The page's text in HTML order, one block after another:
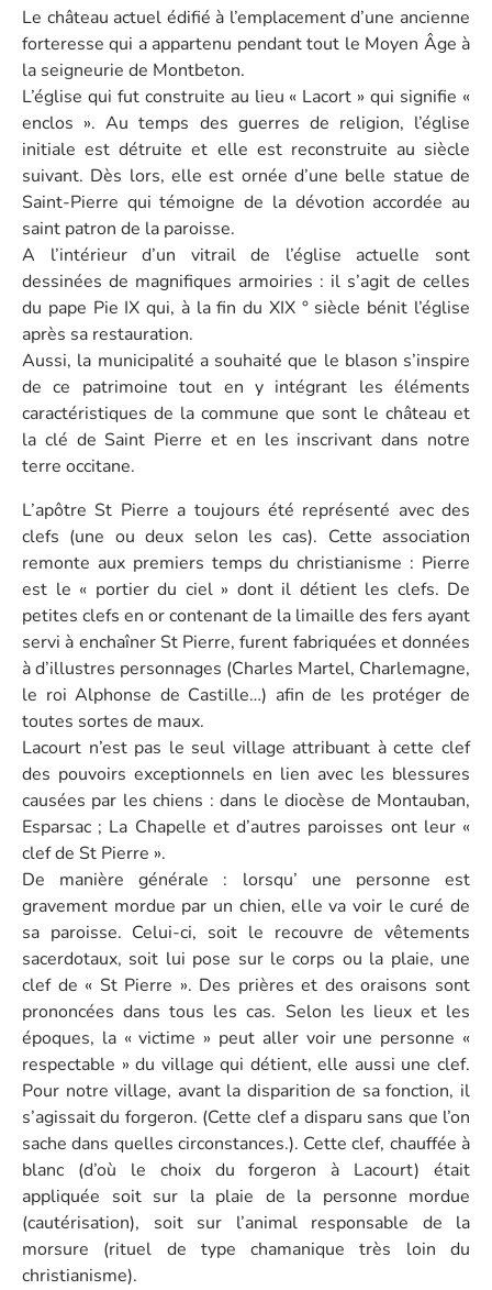
Le château actuel édifié à l’emplacement d’une ancienne
forteresse qui a appartenu pendant tout le Moyen Âge à
la seigneurie de Montbeton.
L’église qui fut construite au lieu « Lacort » qui signifie «
enclos ». Au temps des guerres de religion, l’église
initiale est détruite et elle est reconstruite au siècle
suivant. Dès lors, elle est ornée d’une belle statue de
Saint-Pierre qui témoigne de la dévotion accordée au
saint patron de la paroisse.
A l’intérieur d’un vitrail de l’église actuelle sont
dessinées de magnifiques armoiries : il s’agit de celles
du pape Pie IX qui, à la fin du XIX ° siècle bénit l’église
après sa restauration.
Aussi, la municipalité a souhaité que le blason s’inspire
de ce patrimoine tout en y intégrant les éléments
caractéristiques de la commune que sont le château et
la clé de Saint Pierre et en les inscrivant dans notre
terre occitane.
L’apôtre St Pierre a toujours été représenté avec des
clefs (une ou deux selon les cas). Cette association
remonte aux premiers temps du christianisme : Pierre
est le « portier du ciel » dont il détient les clefs. De
petites clefs en or contenant de la limaille des fers ayant
servi à enchaîner St Pierre, furent fabriquées et données
à d’illustres personnages (Charles Martel, Charlemagne,
le roi Alphonse de Castille…) afin de les protéger de
toutes sortes de maux.
Lacourt n’est pas le seul village attribuant à cette clef
des pouvoirs exceptionnels en lien avec les blessures
causées par les chiens : dans le diocèse de Montauban,
Esparsac ; La Chapelle et d’autres paroisses ont leur «
clef de St Pierre ».
De manière générale : lorsqu’ une personne est
gravement mordue par un chien, elle va voir le curé de
sa paroisse. Celui-ci, soit le recouvre de vêtements
sacerdotaux, soit lui pose sur le corps ou la plaie, une
clef de « St Pierre ». Des prières et des oraisons sont
prononcées dans tous les cas. Selon les lieux et les
époques, la « victime » peut aller voir une personne «
respectable » du village qui détient, elle aussi une clef.
Pour notre village, avant la disparition de sa fonction, il
s’agissait du forgeron. (Cette clef a disparu sans que l’on
sache dans quelles circonstances.). Cette clef, chauffée à
blanc (d’où le choix du forgeron à Lacourt) était
appliquée soit sur la plaie de la personne mordue
(cautérisation), soit sur l’animal responsable de la
morsure (rituel de type chamanique très loin du
christianisme).